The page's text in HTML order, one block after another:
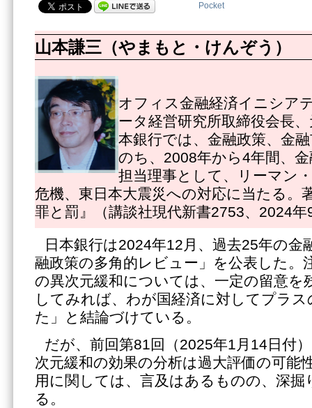
Pocket
山本謙三（やまもと・けんぞう）
オフィス金融経済イニシア
ータ経営研究所取締役会長
本銀行では、金融政策、金
のち、2008年から4年間、
担当理事として、リーマン
危機、東日本大震災への対応に当たる。
罪と罰』（講談社現代新書2753、2024年
日本銀行は2024年12月、過去25年の金
融政策の多角的レビュー」を公表した。
の異次元緩和については、一定の留意を
してみれば、わが国経済に対してプラ
た」と結論づけている。
だが、前回第81回（2025年1月14日付
次元緩和の効果の分析は過大評価の可能
用に関しては、言及はあるものの、深掘
る。